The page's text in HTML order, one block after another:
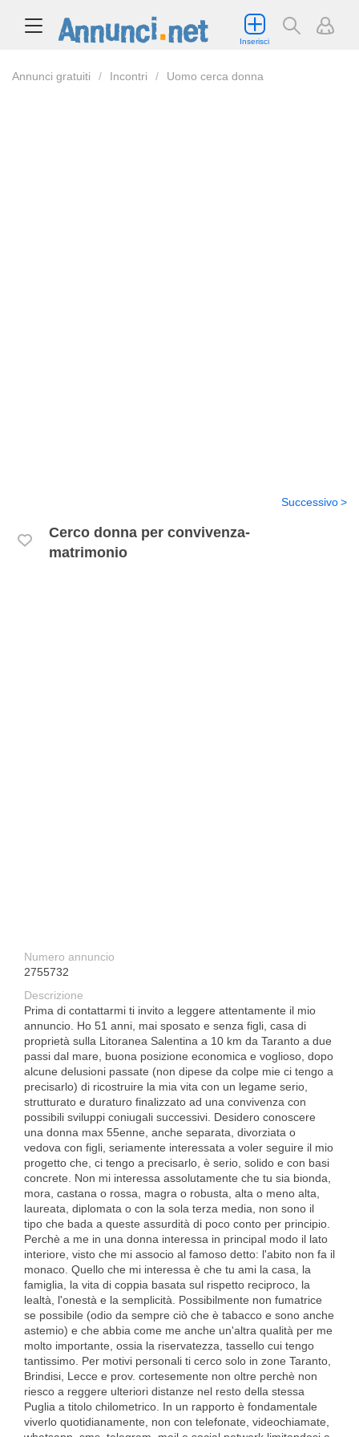
Inserisci
Annunci gratuiti Incontri Uomo cerca donna
Cerco donna per convivenza-
matrimonio
Successivo
Numero annuncio
2755732
Descrizione
Prima di contattarmi ti invito a leggere attentamente il mio
annuncio. Ho 51 anni, mai sposato e senza figli, casa di
proprietà sulla Litoranea Salentina a 10 km da Taranto a due
passi dal mare, buona posizione economica e voglioso, dopo
alcune delusioni passate (non dipese da colpe mie ci tengo a
precisarlo) di ricostruire la mia vita con un legame serio,
strutturato e duraturo finalizzato ad una convivenza con
possibili sviluppi coniugali successivi. Desidero conoscere
una donna max 55enne, anche separata, divorziata o
vedova con figli, seriamente interessata a voler seguire il mio
progetto che, ci tengo a precisarlo, è serio, solido e con basi
concrete. Non mi interessa assolutamente che tu sia bionda,
mora, castana o rossa, magra o robusta, alta o meno alta,
laureata, diplomata o con la sola terza media, non sono il
tipo che bada a queste assurdità di poco conto per principio.
Perchè a me in una donna interessa in principal modo il lato
interiore, visto che mi associo al famoso detto: l'abito non fa il
monaco. Quello che mi interessa è che tu ami la casa, la
famiglia, la vita di coppia basata sul rispetto reciproco, la
lealtà, l'onestà e la semplicità. Possibilmente non fumatrice
se possibile (odio da sempre ciò che è tabacco e sono anche
astemio) e che abbia come me anche un'altra qualità per me
molto importante, ossia la riservatezza, tassello cui tengo
tantissimo. Per motivi personali ti cerco solo in zone Taranto,
Brindisi, Lecce e prov. cortesemente non oltre perchè non
riesco a reggere ulteriori distanze nel resto della stessa
Puglia a titolo chilometrico. In un rapporto è fondamentale
viverlo quotidianamente, non con telefonate, videochiamate,